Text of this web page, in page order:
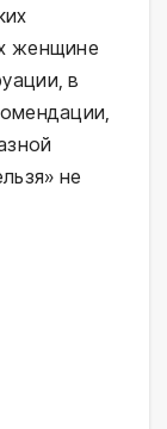
женщине
в
не